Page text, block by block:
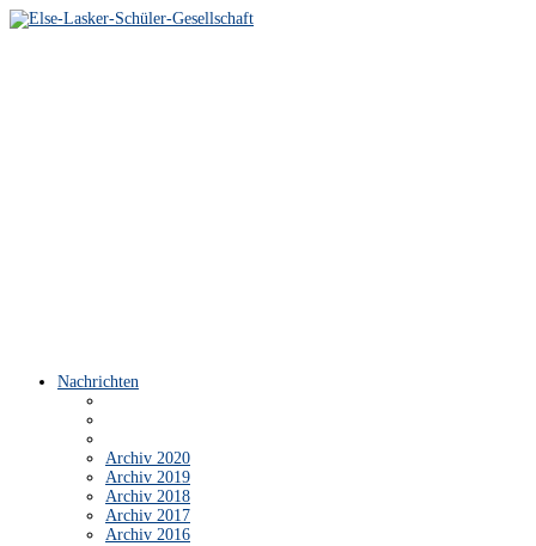
Nachrichten
Archiv 2020
Archiv 2019
Archiv 2018
Archiv 2017
Archiv 2016